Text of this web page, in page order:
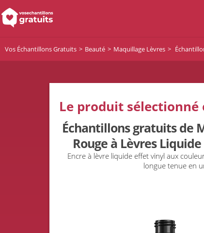
Vos Échantillons Gratuits Beauté Maquillage Lèvres
Le produit sélectionné
Échantillons gratuits de
Rouge à Lèvres
Encre à lèvre liquide effet vinyl aux
longue tenue en